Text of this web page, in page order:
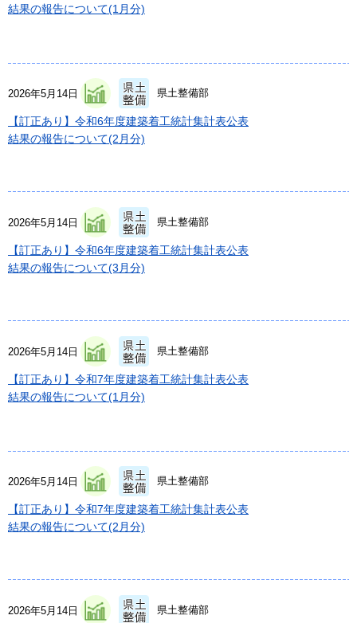
結果の報告について(1月分)
2026年5月14日 県土整備部
【訂正あり】令和6年度建築着工統計集計表公表
結果の報告について(2月分)
2026年5月14日 県土整備部
【訂正あり】令和6年度建築着工統計集計表公表
結果の報告について(3月分)
2026年5月14日 県土整備部
【訂正あり】令和7年度建築着工統計集計表公表
結果の報告について(1月分)
2026年5月14日 県土整備部
【訂正あり】令和7年度建築着工統計集計表公表
結果の報告について(2月分)
2026年5月14日 県土整備部